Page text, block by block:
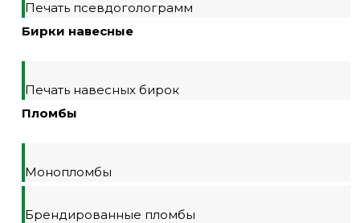
Печать псевдоголограмм
Бирки навесные
Печать навесных бирок
Пломбы
Монопломбы
Брендированные пломбы